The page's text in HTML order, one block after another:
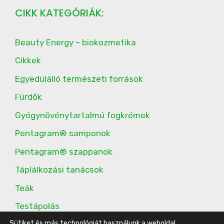
CIKK KATEGÓRIÁK:
Beauty Energy – biokozmetika
Cikkek
Egyedülálló természeti források
Fürdők
Gyógynövénytartalmú fogkrémek
Pentagram® samponok
Pentagram® szappanok
Táplálkozási tanácsok
Teák
Testápolás